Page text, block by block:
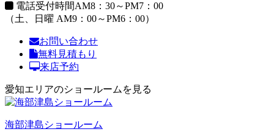
電話受付時間AM8：30～PM7：00
（土、日曜 AM9：00～PM6：00）
お問い合わせ
無料見積もり
来店予約
愛知エリアのショールームを見る
海部津島ショールーム